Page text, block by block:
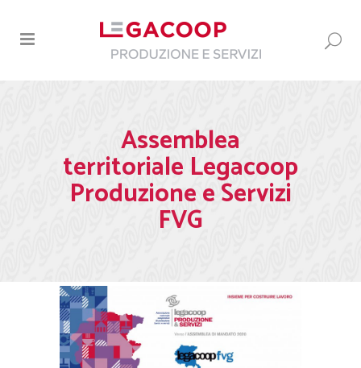
Assemblea
territoriale Legacoop
Produzione e Servizi
FVG